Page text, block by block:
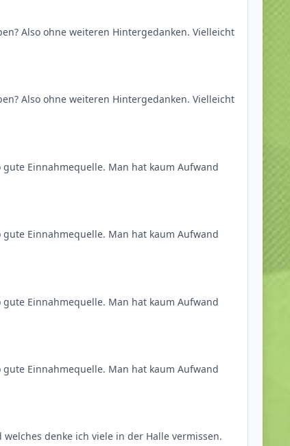
Also ohne weiteren Hintergedanken. Vielleicht
Also ohne weiteren Hintergedanken. Vielleicht
Einnahmequelle. Man hat kaum Aufwand
Einnahmequelle. Man hat kaum Aufwand
Einnahmequelle. Man hat kaum Aufwand
Einnahmequelle. Man hat kaum Aufwand
denke ich viele in der Halle vermissen.